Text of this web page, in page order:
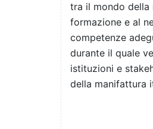
tra il mondo della
formazione e al
competenze
durante il quale
istituzioni e
della manifattura